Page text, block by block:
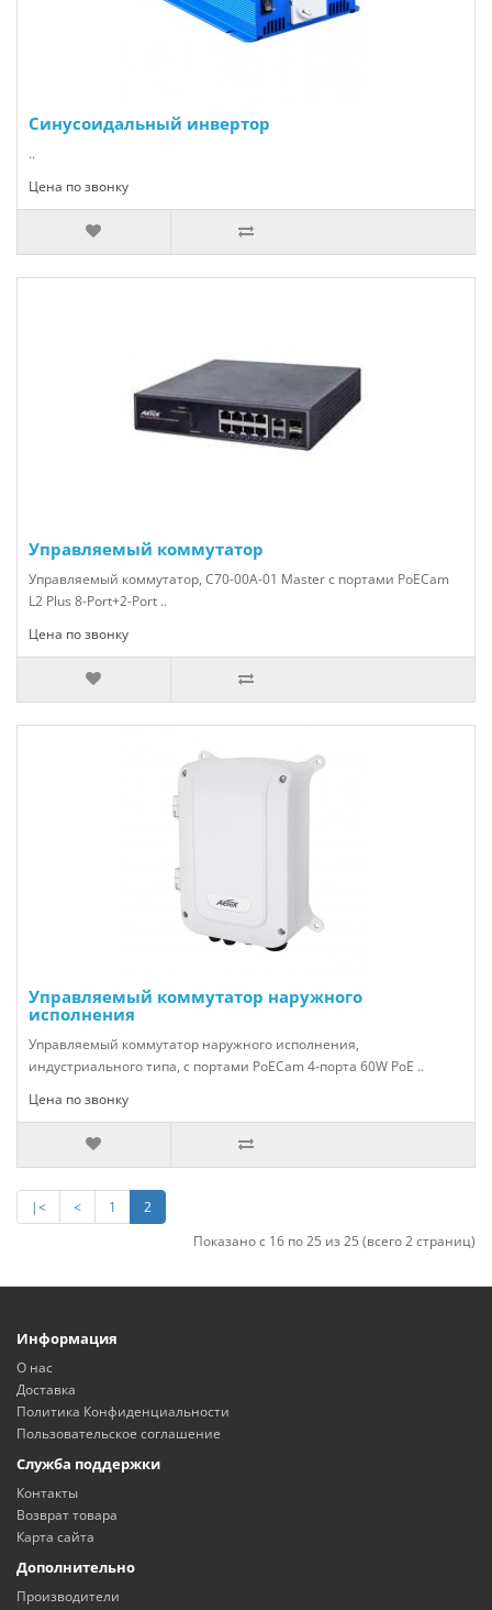
Синусоидальный инвертор
..
Цена по звонку
Управляемый коммутатор
Управляемый коммутатор, C70-00A-01 Master с портами PoECam
L2 Plus 8-Port+2-Port ..
Цена по звонку
Управляемый коммутатор наружного
исполнения
Управляемый коммутатор наружного исполнения,
индустриального типа, с портами PoECam 4-порта 60W PoE ..
Цена по звонку
|< < 1
2
Показано с 16 по 25 из 25 (всего 2 страниц)
Информация
О нас
Доставка
Политика Конфиденциальности
Пользовательское соглашение
Служба поддержки
Контакты
Возврат товара
Карта сайта
Дополнительно
Производители